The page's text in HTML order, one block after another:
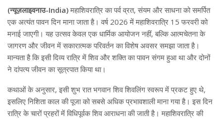
(न्यूज़लाइवनाउ-India)महाशिवरात्रि का पर्व व्रत, संयम और साधना को समर्पित
एक अत्यंत पावन दिन माना जाता है। वर्ष 2026 में महाशिवरात्रि 15 फरवरी को
मनाई जाएगी। यह उत्सव केवल एक धार्मिक आयोजन नहीं, बल्कि आत्मचेतना के
जागरण और जीवन में सकारात्मक परिवर्तन का विशेष अवसर समझा जाता है।
मान्यता है कि इसी दिव्य रात्रि में शिव और शक्ति का पावन संगम हुआ था और दोनों
ने दांपत्य जीवन का सूत्रपात किया था।
कथाओं के अनुसार, इसी शुभ रात भगवान शिव शिवलिंग स्वरूप में प्रकट हुए थे,
इसलिए निशिता काल की पूजा को सबसे अधिक प्रभावशाली माना गया है। इस दिन
रात्रि के चारों प्रहरों में विधिपूर्वक शिव आराधना की जाती है। महाशिवरात्रि की